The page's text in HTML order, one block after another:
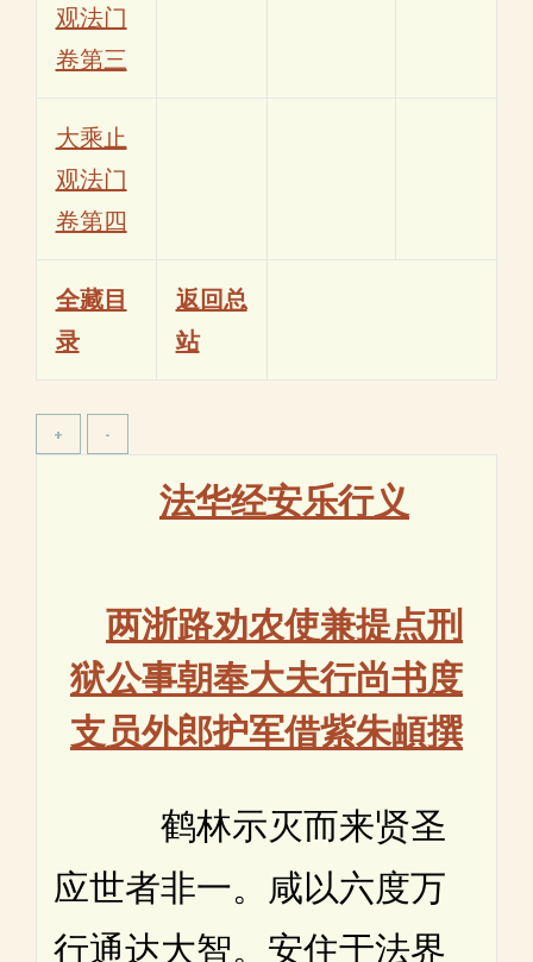
观法门
卷第三
大乘止
观法门
卷第四
全藏目
录
返回总
站
法华经安乐行义
两浙路劝农使兼提点刑
狱公事朝奉大夫行尚书度
支员外郎护军借紫朱頔撰
鹤林示灭而来贤圣
应世者非一。咸以六度万
行通达大智。安住于法界